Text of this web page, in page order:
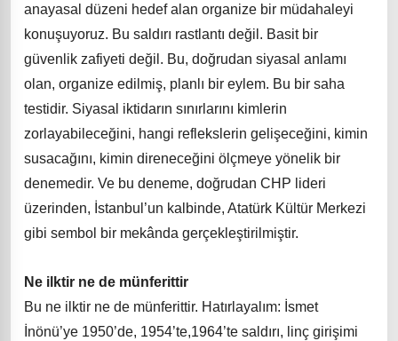
anayasal düzeni hedef alan organize bir müdahaleyi
konuşuyoruz. Bu saldırı rastlantı değil. Basit bir
güvenlik zafiyeti değil. Bu, doğrudan siyasal anlamı
olan, organize edilmiş, planlı bir eylem. Bu bir saha
testidir. Siyasal iktidarın sınırlarını kimlerin
zorlayabileceğini, hangi reflekslerin gelişeceğini, kimin
susacağını, kimin direneceğini ölçmeye yönelik bir
denemedir. Ve bu deneme, doğrudan CHP lideri
üzerinden, İstanbul’un kalbinde, Atatürk Kültür Merkezi
gibi sembol bir mekânda gerçekleştirilmiştir.
Ne ilktir ne de münferittir
Bu ne ilktir ne de münferittir. Hatırlayalım: İsmet
İnönü’ye 1950’de, 1954’te,1964’te saldırı, linç girişimi